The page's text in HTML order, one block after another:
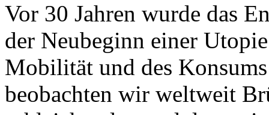
Vor 30 Jahren wurde das
der Neubeginn einer
Mobilität und des
beobachten wir weltweit